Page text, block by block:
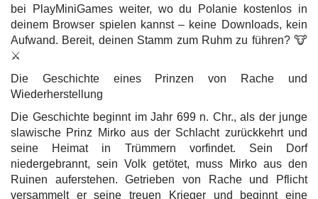
bei PlayMiniGames weiter, wo du Polanie kostenlos in
deinem Browser spielen kannst – keine Downloads, kein
Aufwand. Bereit, deinen Stamm zum Ruhm zu führen? 🐮
⚔️
Die Geschichte eines Prinzen von Rache und
Wiederherstellung
Die Geschichte beginnt im Jahr 699 n. Chr., als der junge
slawische Prinz Mirko aus der Schlacht zurückkehrt und
seine Heimat in Trümmern vorfindet. Sein Dorf
niedergebrannt, sein Volk getötet, muss Mirko aus den
Ruinen auferstehen. Getrieben von Rache und Pflicht
versammelt er seine treuen Krieger und beginnt eine